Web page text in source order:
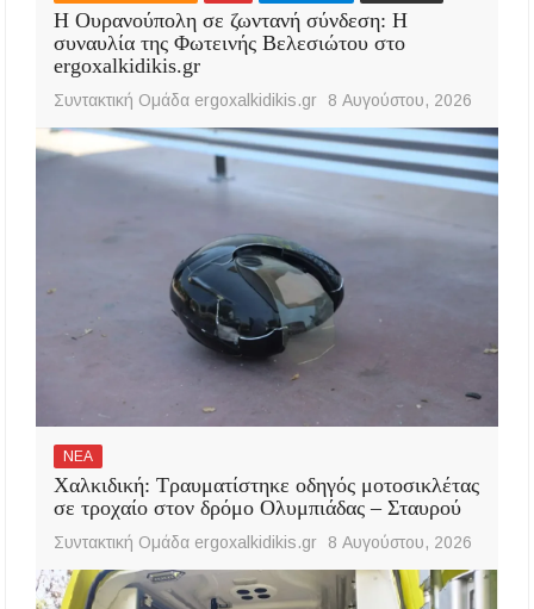
Η Ουρανούπολη σε ζωντανή σύνδεση: Η
συναυλία της Φωτεινής Βελεσιώτου στο
ergoxalkidikis.gr
Συντακτική Ομάδα ergoxalkidikis.gr 8 Αυγούστου, 2026
ΝΕΑ
Χαλκιδική: Τραυματίστηκε οδηγός μοτοσικλέτας
σε τροχαίο στον δρόμο Ολυμπιάδας – Σταυρού
Συντακτική Ομάδα ergoxalkidikis.gr 8 Αυγούστου, 2026